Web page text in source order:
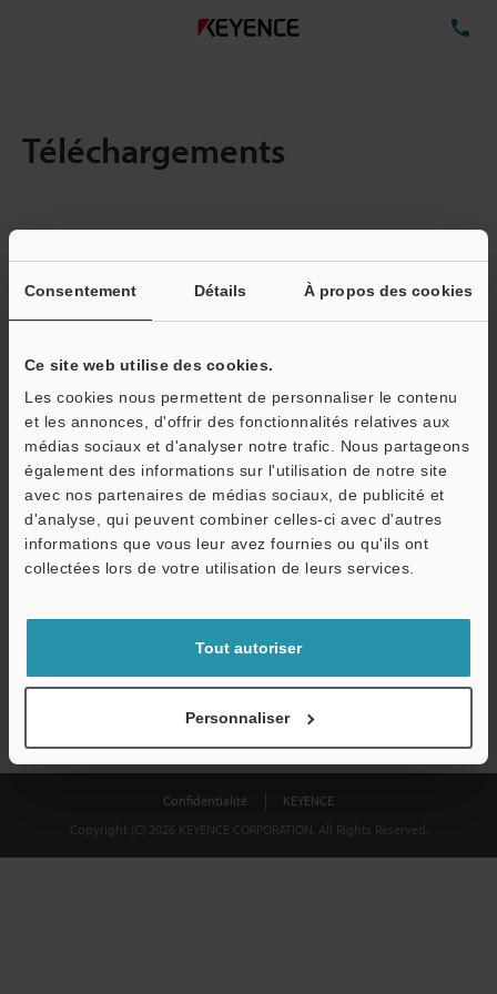
Consentement Détails À propos des cookies
Ce site web utilise des cookies.
Les cookies nous permettent de personnaliser le contenu
et les annonces, d'offrir des fonctionnalités relatives aux
médias sociaux et d'analyser notre trafic. Nous partageons
également des informations sur l'utilisation de notre site
avec nos partenaires de médias sociaux, de publicité et
d'analyse, qui peuvent combiner celles-ci avec d'autres
informations que vous leur avez fournies ou qu'ils ont
collectées lors de votre utilisation de leurs services.
Tout autoriser
Personnaliser
Téléchargements
Quantité : Taille totale des fichiers :0.71MB
Adresse e-mail(obligatoire)
Télécharger
Confidentialité
KEYENCE
Copyright (C) 2026 KEYENCE CORPORATION. All Rights Reserved.